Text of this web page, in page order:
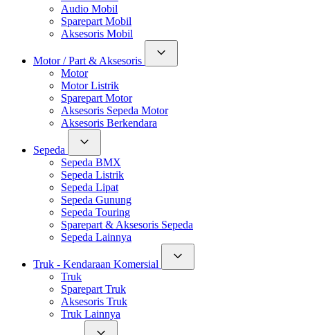
Audio Mobil
Sparepart Mobil
Aksesoris Mobil
Motor / Part & Aksesoris
Motor
Motor Listrik
Sparepart Motor
Aksesoris Sepeda Motor
Aksesoris Berkendara
Sepeda
Sepeda BMX
Sepeda Listrik
Sepeda Lipat
Sepeda Gunung
Sepeda Touring
Sparepart & Aksesoris Sepeda
Sepeda Lainnya
Truk - Kendaraan Komersial
Truk
Sparepart Truk
Aksesoris Truk
Truk Lainnya